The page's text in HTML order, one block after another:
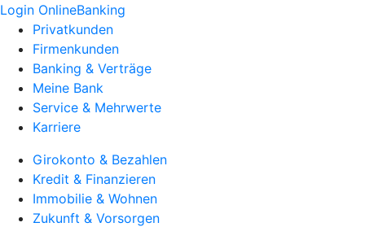
Login OnlineBanking
Privatkunden
Firmenkunden
Banking & Verträge
Meine Bank
Service & Mehrwerte
Karriere
Girokonto & Bezahlen
Kredit & Finanzieren
Immobilie & Wohnen
Zukunft & Vorsorgen